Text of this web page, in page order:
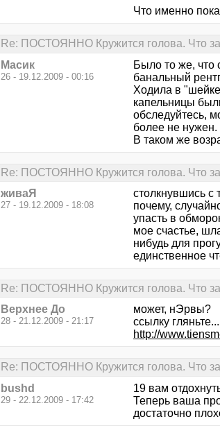
Что именно
Re: ПОСТОЯННО Кружится голова. Что за
Масик
26 - 19.12.2009 - 00:16
Было то же, что
банальный
Ходила в
капельницы
обследуйтесь,
более не нужен.
В таком же
Re: ПОСТОЯННО Кружится голова. Что за
живаЯ
27 - 19.12.2009 - 18:08
столкнувшись с
почему,
упасть в
мое счастье,
нибудь для
единственное
Re: ПОСТОЯННО Кружится голова. Что за
Верхнее До
28 - 21.12.2009 - 21:17
может, нЭрвы?
ссылку гляньте...
http://
Re: ПОСТОЯННО Кружится голова. Что за
bushd
29 - 22.12.2009 - 17:42
19 вам
Теперь ваша
достаточно